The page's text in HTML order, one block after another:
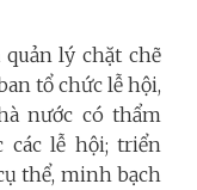
lý chặt chẽ
tổ chức lễ hội,
nước có thẩm
các lễ hội; triển
thể, minh bạch